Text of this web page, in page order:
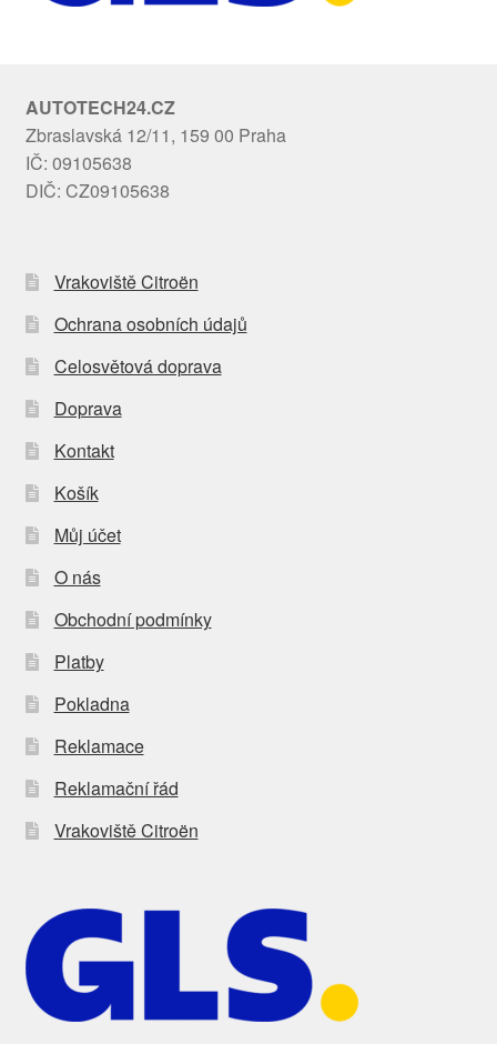
AUTOTECH24.CZ
Zbraslavská 12/11, 159 00 Praha
IČ: 09105638
DIČ: CZ09105638
Vrakoviště Citroën
Ochrana osobních údajů
Celosvětová doprava
Doprava
Kontakt
Košík
Můj účet
O nás
Obchodní podmínky
Platby
Pokladna
Reklamace
Reklamační řád
Vrakoviště Citroën